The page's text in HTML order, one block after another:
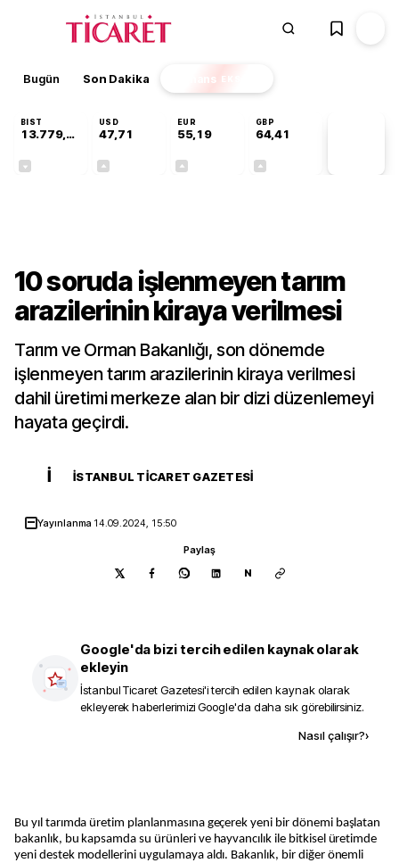
Bugün Son Dakika Finans EKSTRA
BIST
13.779,39
USD
47,71
EUR
55,19
GBP
64,41
10 soruda işlenmeyen tarım
arazilerinin kiraya verilmesi
Tarım ve Orman Bakanlığı, son dönemde
işlenmeyen tarım arazilerinin kiraya verilmesi
dahil üretimi merkeze alan bir dizi düzenlemeyi
hayata geçirdi.
İ İSTANBUL TICARET GAZETESI
Yayınlanma 14.09.2024, 15:50
Paylaş
N
Google'da bizi tercih edilen kaynak olarak
ekleyin
İstanbul Ticaret Gazetesi'i tercih edilen kaynak olarak
ekleyerek haberlerimizi Google'da daha sık görebilirsiniz.
Nasıl çalışır?›
Bu yıl tarımda üretim planlanmasına geçerek yeni bir dönemi başlatan
bakanlık, bu kapsamda su ürünleri ve hayvancılık ile bitkisel üretimde
yeni destek modellerini uygulamaya aldı. Bakanlık, bir diğer önemli